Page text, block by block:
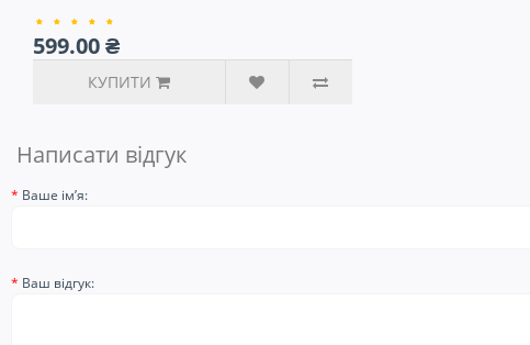
599.00 ₴
КУПИТИ
Написати відгук
Ваше ім’я:
Ваш відгук: